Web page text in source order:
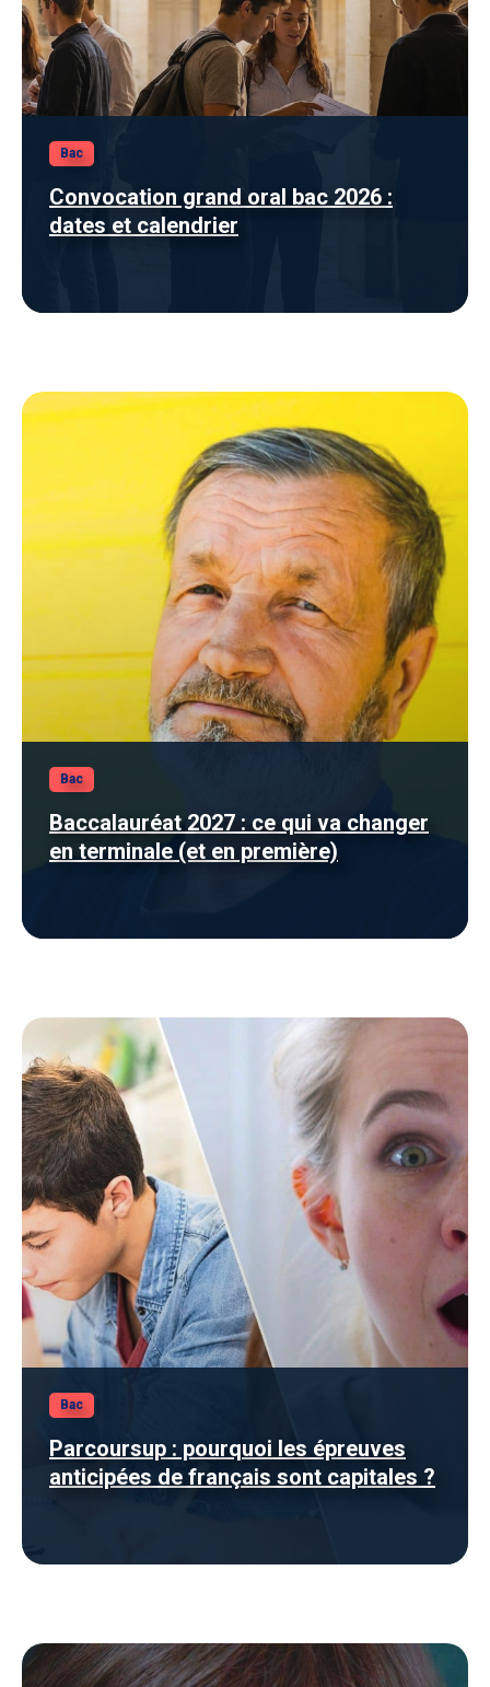
Bac
Convocation grand oral bac 2026 :
dates et calendrier
Bac
Baccalauréat 2027 : ce qui va changer
en terminale (et en première)
Bac
Parcoursup : pourquoi les épreuves
anticipées de français sont capitales ?